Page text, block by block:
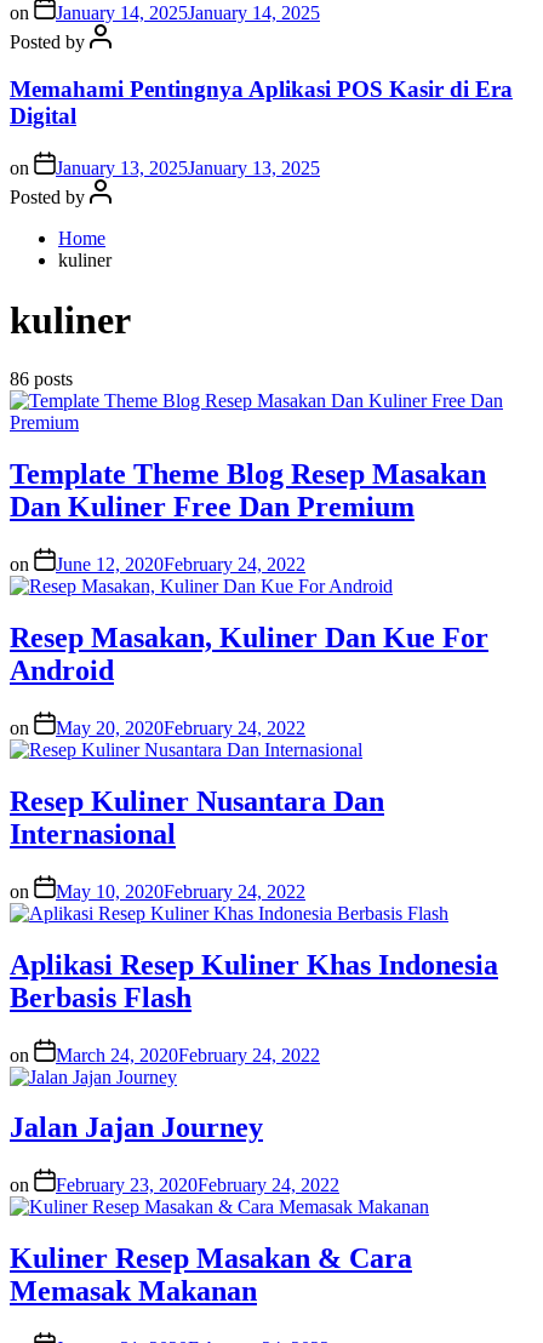
on January 14, 2025January 14, 2025
Posted by
Memahami Pentingnya Aplikasi POS Kasir di Era
Digital
on January 13, 2025January 13, 2025
Posted by
Home
kuliner
kuliner
86 posts
Template Theme Blog Resep Masakan
Dan Kuliner Free Dan Premium
on June 12, 2020February 24, 2022
Resep Masakan, Kuliner Dan Kue For
Android
on May 20, 2020February 24, 2022
Resep Kuliner Nusantara Dan
Internasional
on May 10, 2020February 24, 2022
Aplikasi Resep Kuliner Khas Indonesia
Berbasis Flash
on March 24, 2020February 24, 2022
Jalan Jajan Journey
on February 23, 2020February 24, 2022
Kuliner Resep Masakan & Cara
Memasak Makanan